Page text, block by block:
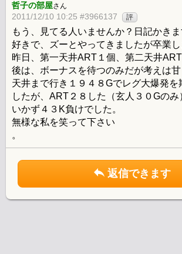
哲子の部屋さん
2011/12/10 10:25 #3966137 評
もう、見てる人いませんか？日記かきま
好きで、ズーとやってきましたが卒業し
昨日、第一天井ART１個、第二天井
後は、ボーナスを待つのみだが考えは
天井まで行き１９４８Gでレグ大爆発を
したが、ART２８した（玄人３０Gのみ
いかず４３K負けでした。
無様な私を笑って下さい
。
返信できます